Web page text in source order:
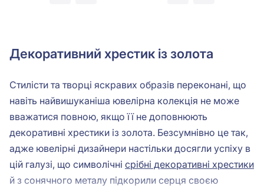
Декоративний хрестик із золота
Стилісти та творці яскравих образів переконані, що
навіть найвишуканіша ювелірна колекція не може
вважатися повною, якщо її не доповнюють
декоративні хрестики із золота. Безсумнівно це так,
адже ювелірні дизайнери настільки досягли успіху в
цій галузі, що символічні срібні декоративні хрестики
й з сонячного металу підкорили серця своєю